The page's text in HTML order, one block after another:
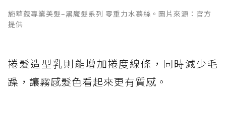
施華蔻專業美髮–黑魔髮系列 零重力水慕絲。圖片來源：官方
提供
捲髮造型乳則能增加捲度線條，同時減少毛
躁，讓霧感髮色看起來更有質感。